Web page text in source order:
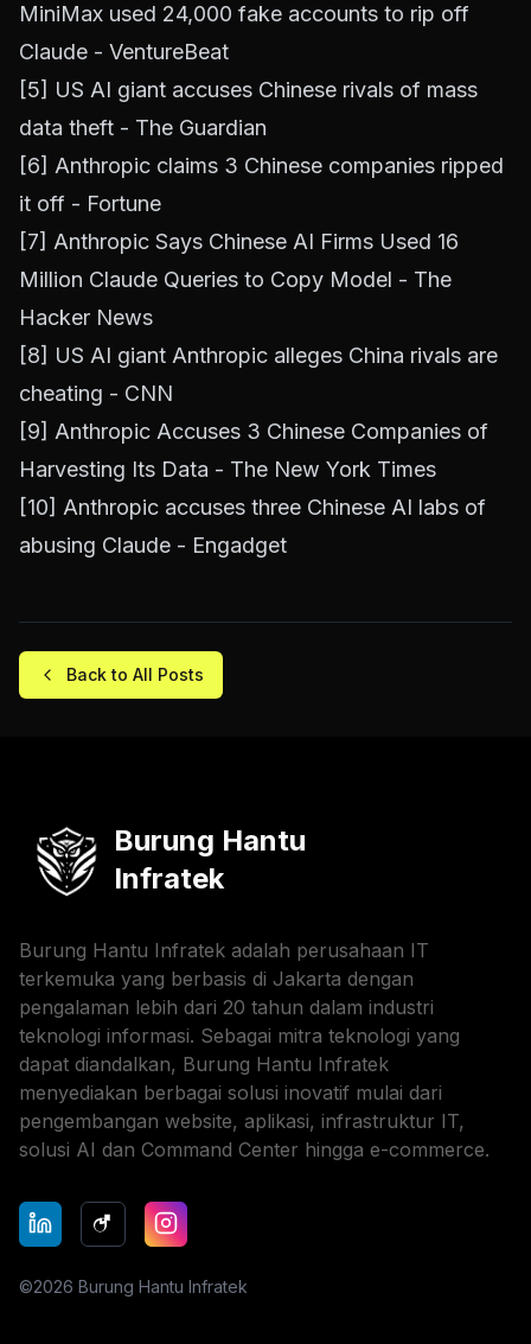
MiniMax used 24,000 fake accounts to rip off
Claude - VentureBeat
[5] US AI giant accuses Chinese rivals of mass
data theft - The Guardian
[6] Anthropic claims 3 Chinese companies ripped
it off - Fortune
[7] Anthropic Says Chinese AI Firms Used 16
Million Claude Queries to Copy Model - The
Hacker News
[8] US AI giant Anthropic alleges China rivals are
cheating - CNN
[9] Anthropic Accuses 3 Chinese Companies of
Harvesting Its Data - The New York Times
[10] Anthropic accuses three Chinese AI labs of
abusing Claude - Engadget
Back to All Posts
Burung Hantu
Infratek
Burung Hantu Infratek adalah perusahaan IT
terkemuka yang berbasis di Jakarta dengan
pengalaman lebih dari 20 tahun dalam industri
teknologi informasi. Sebagai mitra teknologi yang
dapat diandalkan, Burung Hantu Infratek
menyediakan berbagai solusi inovatif mulai dari
pengembangan website, aplikasi, infrastruktur IT,
solusi AI dan Command Center hingga e-commerce.
©2026 Burung Hantu Infratek